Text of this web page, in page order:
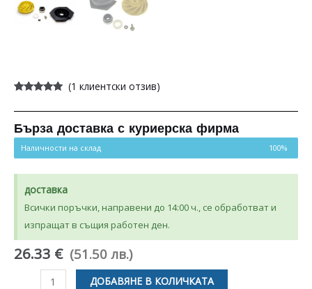
5.00от 5,
потребителски
оценки
(1 клиентски отзив)
Бърза доставка с куриерска фирма
Наличности на склад 100%
доставка
Всички поръчки, направени до 14:00 ч., се обработват и
изпращат в същия работен ден.
26.33 € (51.50 лв.)
количество
ДОБАВЯНЕ В КОЛИЧКАТА